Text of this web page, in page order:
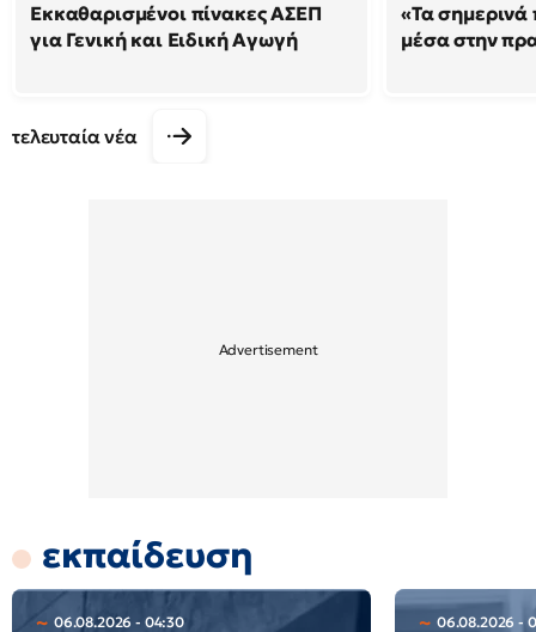
Εκκαθαρισμένοι πίνακες ΑΣΕΠ
για Γενική και Ειδική Αγωγή
«Τα σημερινά
μέσα στην
τελευταία νέα
εκπαίδευση
06.08.2026 - 04:30 06.08.2026 -